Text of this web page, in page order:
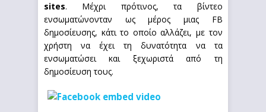
sites. Μέχρι πρότινος, τα βίντεο
ενσωματώνονταν ως μέρος μιας FB
δημοσίευσης, κάτι το οποίο αλλάζει, με τον
χρήστη να έχει τη δυνατότητα να τα
ενσωματώσει και ξεχωριστά από τη
δημοσίευση τους.